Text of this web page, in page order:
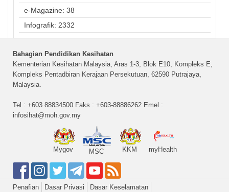
e-Magazine: 38
Infografik: 2332
Bahagian Pendidikan Kesihatan
Kementerian Kesihatan Malaysia, Aras 1-3, Blok E10, Kompleks E,
Kompleks Pentadbiran Kerajaan Persekutuan, 62590 Putrajaya,
Malaysia.
Tel : +603 88834500 Faks : +603-88886262 Emel :
infosihat@moh.gov.my
Mygov MSC KKM myHealth
Penafian Dasar Privasi Dasar Keselamatan